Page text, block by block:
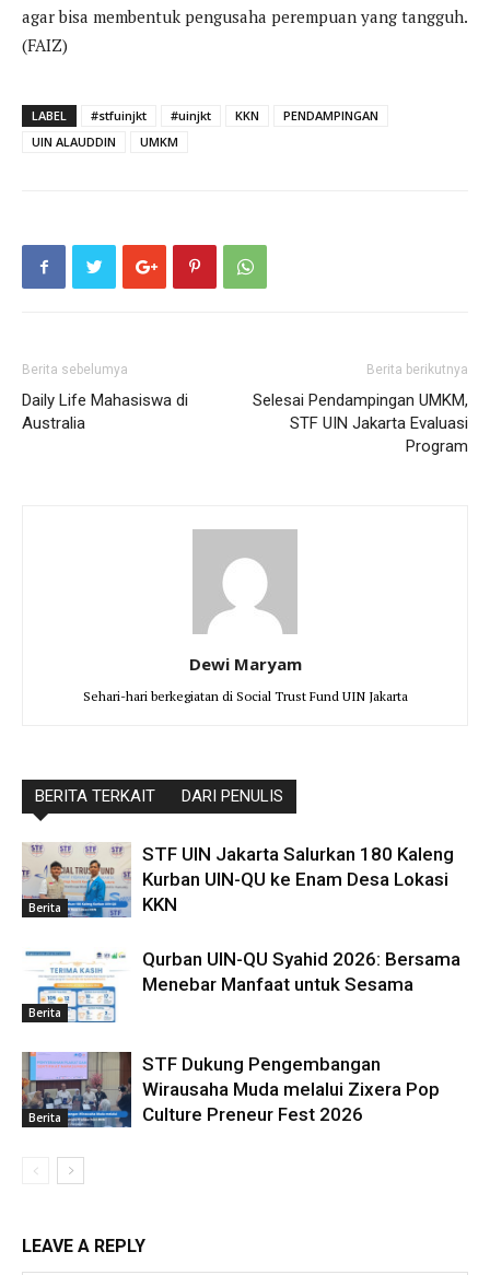
agar bisa membentuk pengusaha perempuan yang tangguh.
(FAIZ)
LABEL #stfuinjkt #uinjkt KKN
PENDAMPINGAN
UIN ALAUDDIN
UMKM
Berita sebelumya
Daily Life Mahasiswa di
Australia
Berita berikutnya
Selesai Pendampingan UMKM,
STF UIN Jakarta Evaluasi
Program
Dewi Maryam
Sehari-hari berkegiatan di Social Trust Fund UIN Jakarta
BERITA TERKAIT DARI PENULIS
Berita
STF UIN Jakarta Salurkan 180 Kaleng
Kurban UIN-QU ke Enam Desa Lokasi
KKN
Berita
Qurban UIN-QU Syahid 2026: Bersama
Menebar Manfaat untuk Sesama
Berita
STF Dukung Pengembangan
Wirausaha Muda melalui Zixera Pop
Culture Preneur Fest 2026
LEAVE A REPLY